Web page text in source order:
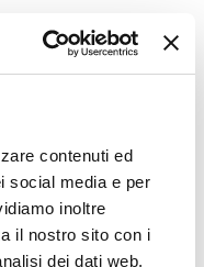
contenuti ed
social media e per
inoltre
il nostro sito con i
dei dati web,
€ 26,000€ 26,000
€ 28,590€ 28,460€